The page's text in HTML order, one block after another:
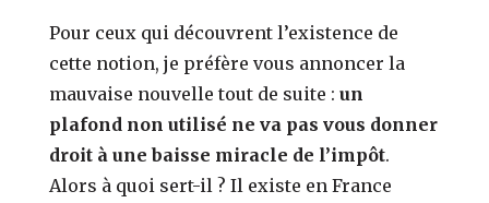
Pour ceux qui découvrent l’existence de
cette notion, je préfère vous annoncer la
mauvaise nouvelle tout de suite :un
plafond non utilisé ne va pas vous donner
droit à une baisse miracle de l’impôt.
Alors à quoi sert-il ? Il existe en France